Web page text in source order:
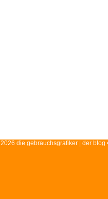
2026 die gebrauchsgrafiker | der blog